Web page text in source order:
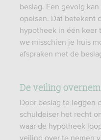
beslag. Een gevolg
opeisen. Dat betekent
hypotheek in één keer
we misschien je huis
afspraken met de
De veiling
Door beslag te leggen
schuldeiser het recht
waar de hypotheek
veiling over te nemen